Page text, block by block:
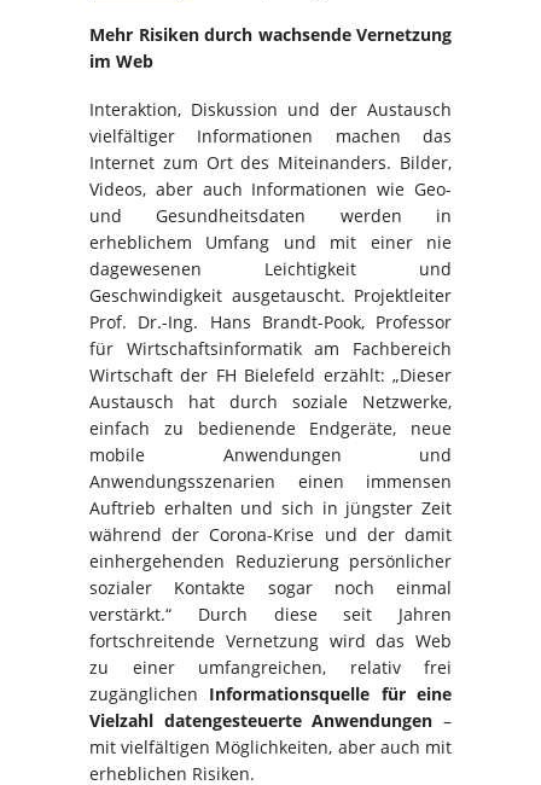
Mehr Risiken durch wachsende Vernetzung
im Web
Interaktion, Diskussion und der Austausch
vielfältiger Informationen machen das
Internet zum Ort des Miteinanders. Bilder,
Videos, aber auch Informationen wie Geo-
und Gesundheitsdaten werden in
erheblichem Umfang und mit einer nie
dagewesenen Leichtigkeit und
Geschwindigkeit ausgetauscht. Projektleiter
Prof. Dr.-Ing. Hans Brandt-Pook, Professor
für Wirtschaftsinformatik am Fachbereich
Wirtschaft der FH Bielefeld erzählt: „Dieser
Austausch hat durch soziale Netzwerke,
einfach zu bedienende Endgeräte, neue
mobile Anwendungen und
Anwendungsszenarien einen immensen
Auftrieb erhalten und sich in jüngster Zeit
während der Corona-Krise und der damit
einhergehenden Reduzierung persönlicher
sozialer Kontakte sogar noch einmal
verstärkt.“ Durch diese seit Jahren
fortschreitende Vernetzung wird das Web
zu einer umfangreichen, relativ frei
zugänglichen Informationsquelle für eine
Vielzahl datengesteuerte Anwendungen –
mit vielfältigen Möglichkeiten, aber auch mit
erheblichen Risiken.